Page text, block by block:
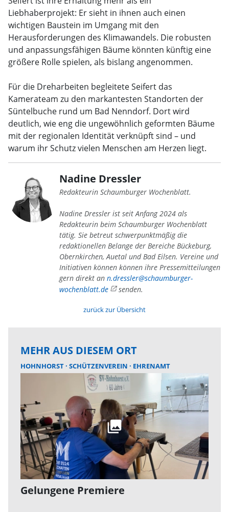
Liebhaberprojekt: Er sieht in ihnen auch einen
wichtigen Baustein im Umgang mit den
Herausforderungen des Klimawandels. Die robusten
und anpassungsfähigen Bäume könnten künftig eine
größere Rolle spielen, als bislang angenommen.
Für die Dreharbeiten begleitete Seifert das
Kamerateam zu den markantesten Standorten der
Süntelbuche rund um Bad Nenndorf. Dort wird
deutlich, wie eng die ungewöhnlich geformten Bäume
mit der regionalen Identität verknüpft sind – und
warum ihr Schutz vielen Menschen am Herzen liegt.
Nadine Dressler
Redakteurin Schaumburger Wochenblatt.
Nadine Dressler ist seit Anfang 2024 als
Redakteurin beim Schaumburger Wochenblatt
tätig. Sie betreut schwerpunktmäßig die
redaktionellen Belange der Bereiche Bückeburg,
Obernkirchen, Auetal und Bad Eilsen. Vereine und
Initiativen können können ihre Pressemitteilungen
gern direkt an n.dressler@schaumburger-
wochenblatt.de
senden.
zurück zur Übersicht
MEHR AUS DIESEM ORT
HOHNHORST SCHÜTZENVEREIN EHRENAMT
Gelungene Premiere